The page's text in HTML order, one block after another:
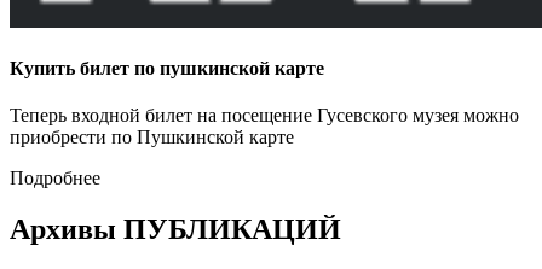
Купить билет по пушкинской карте
Теперь входной билет на посещение Гусевского музея можно
приобрести по Пушкинской карте
Подробнее
Архивы ПУБЛИКАЦИЙ